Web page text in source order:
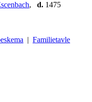
, d. 1475
| Familietavle